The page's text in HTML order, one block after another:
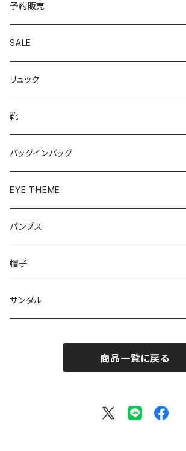
予約販売
SALE
リュック
靴
パンプス
ベーシック
ローファー
ブーツ
バッグインバッグ
EYE THEME
パンプス
帽子
サンダル
商品一覧に戻る